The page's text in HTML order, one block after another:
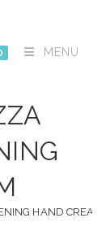
MENU
HAND CREAM